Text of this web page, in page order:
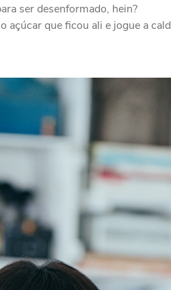
ser desenformado, hein?
açúcar que ficou ali e jogue a